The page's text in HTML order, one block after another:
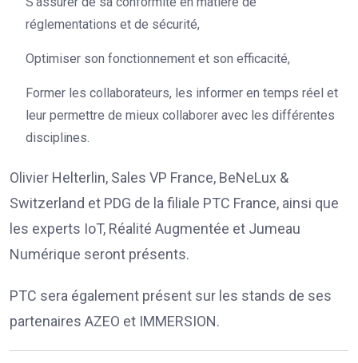
réglementations et de sécurité,
Optimiser son fonctionnement et son efficacité,
Former les collaborateurs, les informer en temps réel et
leur permettre de mieux collaborer avec les différentes
disciplines.
Olivier Helterlin, Sales VP France, BeNeLux &
Switzerland et PDG de la filiale PTC France, ainsi que
les experts IoT, Réalité Augmentée et Jumeau
Numérique seront présents.
PTC sera également présent sur les stands de ses
partenaires AZEO et IMMERSION.